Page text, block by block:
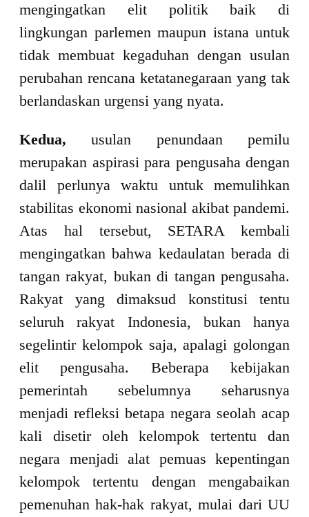
mengingatkan elit politik baik di
lingkungan parlemen maupun istana untuk
tidak membuat kegaduhan dengan usulan
perubahan rencana ketatanegaraan yang tak
berlandaskan urgensi yang nyata.
Kedua, usulan penundaan pemilu
merupakan aspirasi para pengusaha dengan
dalil perlunya waktu untuk memulihkan
stabilitas ekonomi nasional akibat pandemi.
Atas hal tersebut, SETARA kembali
mengingatkan bahwa kedaulatan berada di
tangan rakyat, bukan di tangan pengusaha.
Rakyat yang dimaksud konstitusi tentu
seluruh rakyat Indonesia, bukan hanya
segelintir kelompok saja, apalagi golongan
elit pengusaha. Beberapa kebijakan
pemerintah sebelumnya seharusnya
menjadi refleksi betapa negara seolah acap
kali disetir oleh kelompok tertentu dan
negara menjadi alat pemuas kepentingan
kelompok tertentu dengan mengabaikan
pemenuhan hak-hak rakyat, mulai dari UU